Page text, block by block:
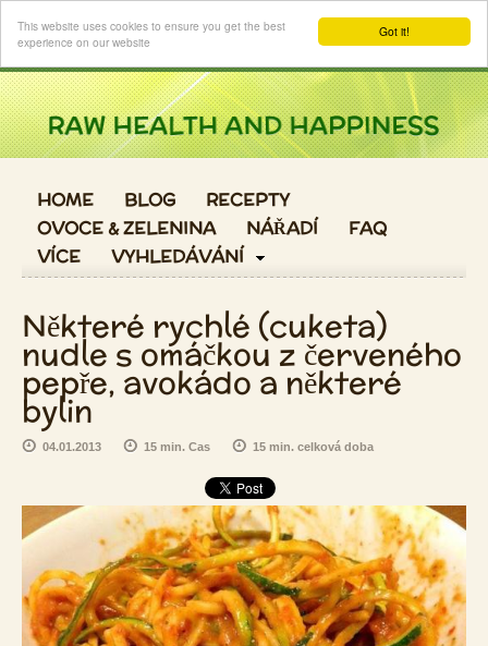
Got it!
This website uses cookies to ensure you get the best
experience on our website
Login
HOME BLOG
RECEPTY
OVOCE & ZELENINA
NÁŘADÍ
FAQ
VÍCE
VYHLEDÁVÁNÍ
Některé rychlé (cuketa)
nudle s omáčkou z červeného
pepře, avokádo a některé
bylin
04.01.2013 15 min. Cas 15 min. celková doba